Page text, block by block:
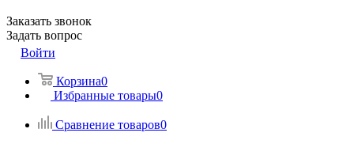
Заказать звонок
Задать вопрос
Войти
Корзина0
Избранные товары0
Сравнение товаров0